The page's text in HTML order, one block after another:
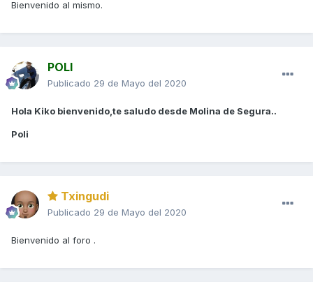
Bienvenido al mismo.
POLI
Publicado 29 de Mayo del 2020
Hola Kiko bienvenido,te saludo desde Molina de Segura..
Poli
Txingudi
Publicado 29 de Mayo del 2020
Bienvenido al foro .